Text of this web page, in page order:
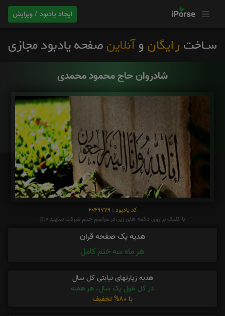
ایجاد یادبود / ویرایش
شادروان حاج محمود محمدی
کد یادبود : 6049779
با کلیک بر روی دکمه های زیر،در مراسم ختم شرکت نمایید p:0
هدیه یک صفحه قرآن
هر ماه سه ختم کامل
هدیه زیارتهای نیابتی کل سال
در کل طول یک سال، هر هفته
با 80% تخفیف